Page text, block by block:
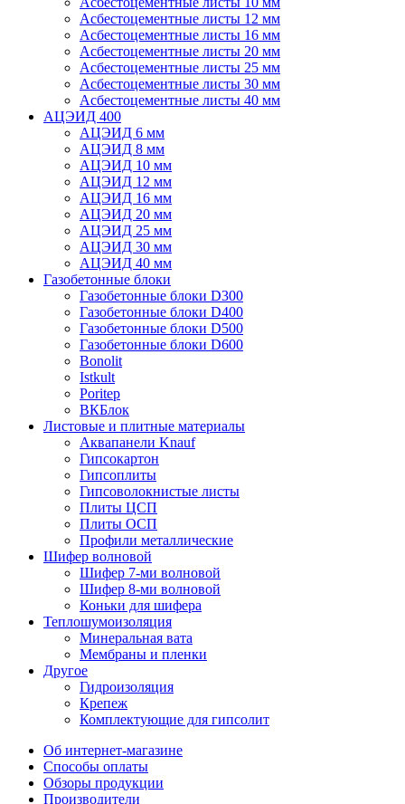
Асбестоцементные листы 12 мм
Асбестоцементные листы 16 мм
Асбестоцементные листы 20 мм
Асбестоцементные листы 25 мм
Асбестоцементные листы 30 мм
Асбестоцементные листы 40 мм
АЦЭИД 400
АЦЭИД 6 мм
АЦЭИД 8 мм
АЦЭИД 10 мм
АЦЭИД 12 мм
АЦЭИД 16 мм
АЦЭИД 20 мм
АЦЭИД 25 мм
АЦЭИД 30 мм
АЦЭИД 40 мм
Газобетонные блоки
Газобетонные блоки D300
Газобетонные блоки D400
Газобетонные блоки D500
Газобетонные блоки D600
Bonolit
Istkult
Poritep
ВКБлок
Листовые и плитные материалы
Аквапанели Knauf
Гипсокартон
Гипсоплиты
Гипсоволокнистые листы
Плиты ЦСП
Плиты ОСП
Профили металлические
Шифер волновой
Шифер 7-ми волновой
Шифер 8-ми волновой
Коньки для шифера
Теплошумоизоляция
Минеральная вата
Мембраны и пленки
Другое
Гидроизоляция
Крепеж
Комплектующие для гипсолит
Об интернет-магазине
Способы оплаты
Обзоры продукции
Производители